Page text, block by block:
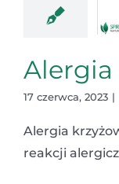
Alergia
17 czerwca, 2023 |
Alergia
reakcji